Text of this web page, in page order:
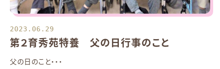
2023.06.29
第２育秀苑特養 父の日行事のこと
父の日のこと・・・